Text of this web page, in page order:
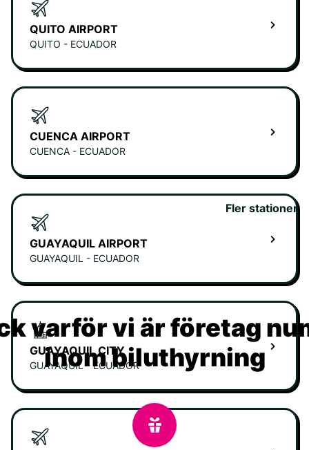
QUITO AIRPORT
QUITO - ECUADOR
CUENCA AIRPORT
CUENCA - ECUADOR
GUAYAQUIL AIRPORT
GUAYAQUIL - ECUADOR
GUAYAQUIL CITY
GUAYAQUIL - ECUADOR
Fler stationer
varför vi är företag
inom biluthyrning